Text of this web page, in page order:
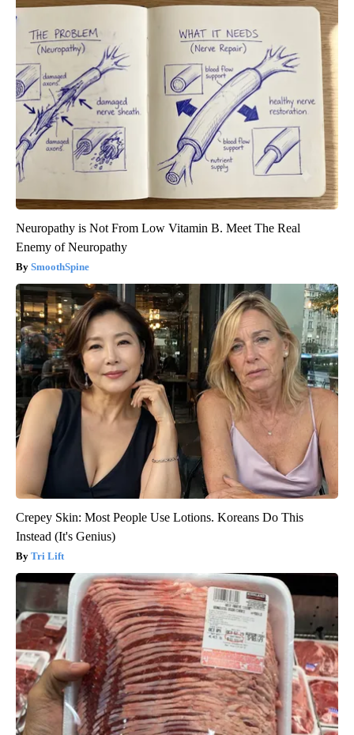
Neuropathy is Not From Low Vitamin B. Meet The Real
Enemy of Neuropathy
SmoothSpine
Crepey Skin: Most People Use Lotions. Koreans Do This
Instead (It's Genius)
Tri Lift